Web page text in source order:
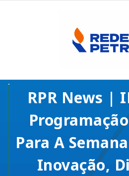
RPR News |
Para A
Inovação,